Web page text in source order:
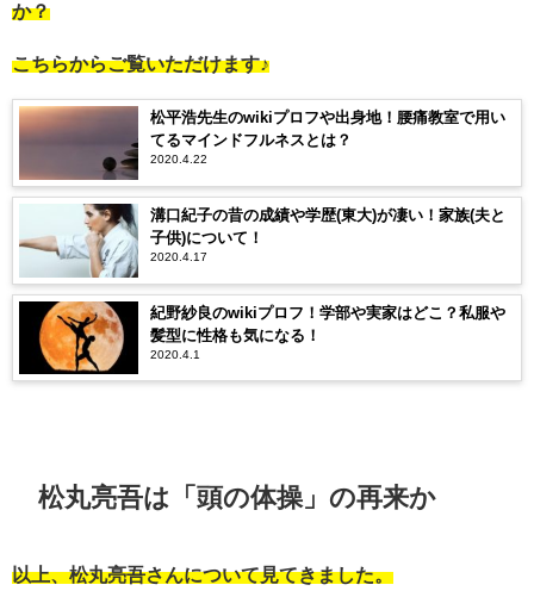
か？
こちらからご覧いただけます♪
松平浩先生のwikiプロフや出身地！腰痛教室で用い
てるマインドフルネスとは？
2020.4.22
溝口紀子の昔の成績や学歴(東大)が凄い！家族(夫と
子供)について！
2020.4.17
紀野紗良のwikiプロフ！学部や実家はどこ？私服や
髪型に性格も気になる！
2020.4.1
松丸亮吾は「頭の体操」の再来か
以上、松丸亮吾さんについて見てきました。